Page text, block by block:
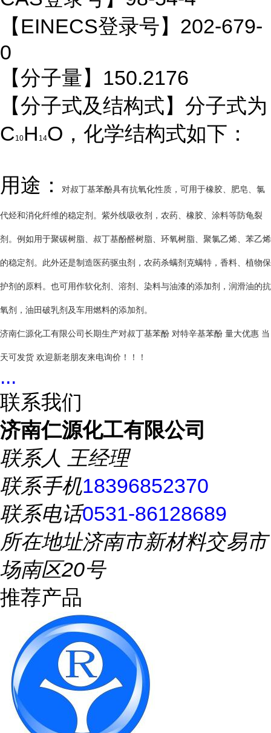
【EINECS登录号】202-679-
0
【分子量】150.2176
【分子式及结构式】分子式为
C 10H 14O，化学结构式如下：
用途： 对叔丁基苯酚具有抗氧化性质，可用于橡胶、肥皂、氯
代烃和消化纤维的稳定剂。紫外线吸收剂，农药、橡胶、涂料等防龟裂
剂。例如用于聚碳树脂、叔丁基酚醛树脂、环氧树脂、聚氯乙烯、苯乙烯
的稳定剂。此外还是制造医药驱虫剂，农药杀螨剂克螨特，香料、植物保
护剂的原料。也可用作软化剂、溶剂、染料与油漆的添加剂，润滑油的抗
氧剂，油田破乳剂及车用燃料的添加剂。
济南仁源化工有限公司长期生产对叔丁基苯酚 对特辛基苯酚 量大优惠 当
天可发货 欢迎新老朋友来电询价！！！
...
联系我们
济南仁源化工有限公司
联系人 王经理
联系手机18396852370
联系电话0531-86128689
所在地址济南市新材料交易市
场南区20号
推荐产品